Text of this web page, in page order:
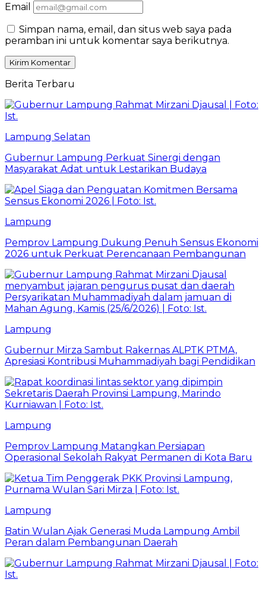
Email
Simpan nama, email, dan situs web saya pada
peramban ini untuk komentar saya berikutnya.
Berita Terbaru
Lampung Selatan
Gubernur Lampung Perkuat Sinergi dengan
Masyarakat Adat untuk Lestarikan Budaya
Lampung
Pemprov Lampung Dukung Penuh Sensus Ekonomi
2026 untuk Perkuat Perencanaan Pembangunan
Lampung
Gubernur Mirza Sambut Rakernas ALPTK PTMA,
Apresiasi Kontribusi Muhammadiyah bagi Pendidikan
Lampung
Pemprov Lampung Matangkan Persiapan
Operasional Sekolah Rakyat Permanen di Kota Baru
Lampung
Batin Wulan Ajak Generasi Muda Lampung Ambil
Peran dalam Pembangunan Daerah